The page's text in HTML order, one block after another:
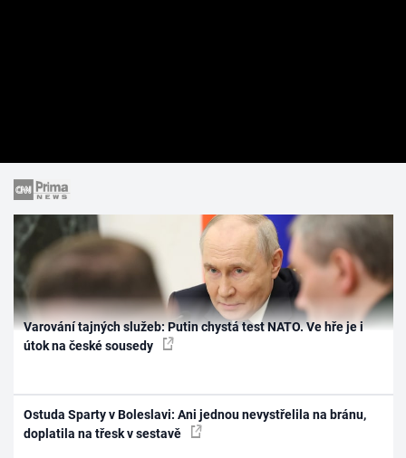
Varování tajných služeb: Putin chystá test NATO. Ve hře je i
útok na české sousedy
Ostuda Sparty v Boleslavi: Ani jednou nevystřelila na bránu,
doplatila na třesk v sestavě